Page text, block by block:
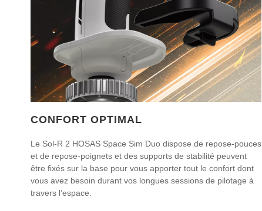
CONFORT OPTIMAL
Le Sol-R 2 HOSAS Space Sim Duo dispose de repose-pouces
et de repose-poignets et des supports de stabilité peuvent
être fixés sur la base pour vous apporter tout le confort dont
vous avez besoin durant vos longues sessions de pilotage à
travers l’espace.